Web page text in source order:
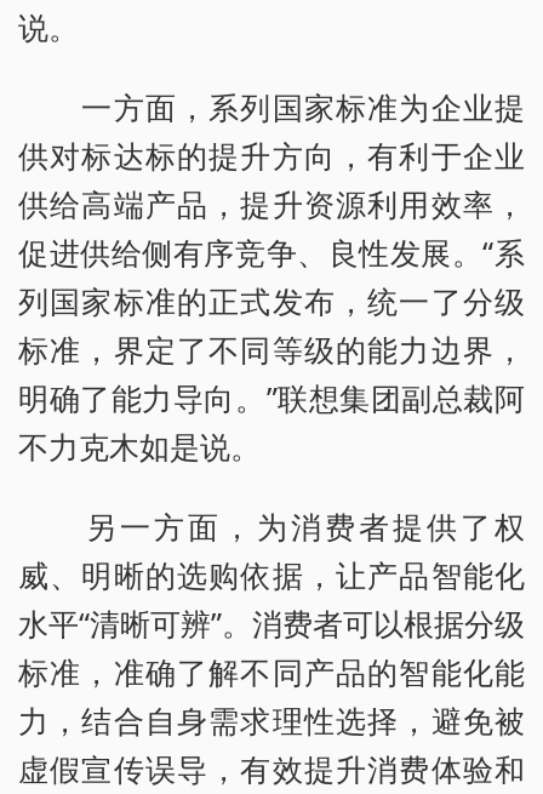
说。
一方面，系列国家标准为企业提
供对标达标的提升方向，有利于企业
供给高端产品，提升资源利用效率，
促进供给侧有序竞争、良性发展。“系
列国家标准的正式发布，统一了分级
标准，界定了不同等级的能力边界，
明确了能力导向。”联想集团副总裁阿
不力克木如是说。
另一方面，为消费者提供了权
威、明晰的选购依据，让产品智能化
水平“清晰可辨”。消费者可以根据分级
标准，准确了解不同产品的智能化能
力，结合自身需求理性选择，避免被
虚假宣传误导，有效提升消费体验和